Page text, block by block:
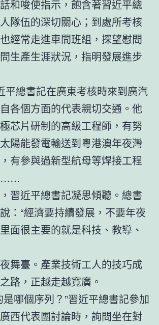
和唆使指示，飽含著習近平總
隊伍的深切關心；到處所考核
經常走進車間班組，探望慰問
生產生涯狀況，指明發展進步
平總書記在廣東考核時來到廣汽
各個方面的代表親切交通。他
芯片研制的高級工程師，有努
陽能發電輸送到粵港澳年夜灣
有參與過新型航母等焊接工程
……
習近平總書記凝思傾聽。總書
：“經濟要持續發展，不要年夜
面很主要的就是科技、教導、
舞臺。產業技術工人的技巧成
路，正越走越寬廣。
是哪個序列？”習近平總書記參加
西代表團討論時，詢問坐在對